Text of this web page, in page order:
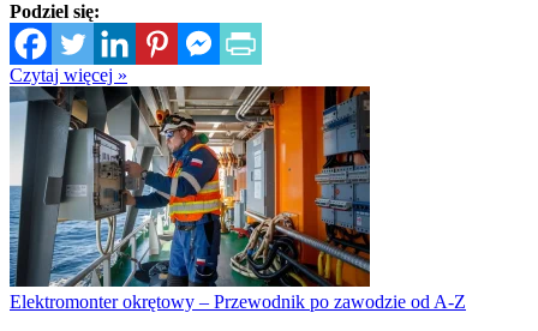
Podziel się:
Czytaj więcej »
Elektromonter okrętowy – Przewodnik po zawodzie od A-Z